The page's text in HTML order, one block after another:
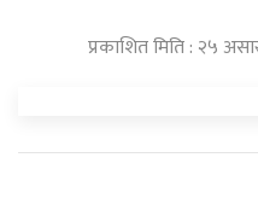
प्रकाशित मिति : २५